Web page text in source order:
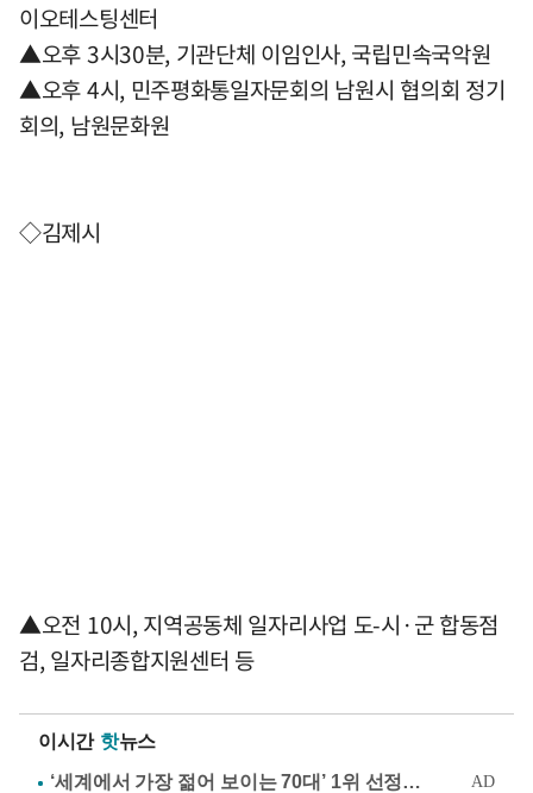
이오테스팅센터
▲오후 3시30분, 기관단체 이임인사, 국립민속국악원
▲오후 4시, 민주평화통일자문회의 남원시 협의회 정기
회의, 남원문화원
◇김제시
▲오전 10시, 지역공동체 일자리사업 도-시·군 합동점
검, 일자리종합지원센터 등
이시간 핫뉴스